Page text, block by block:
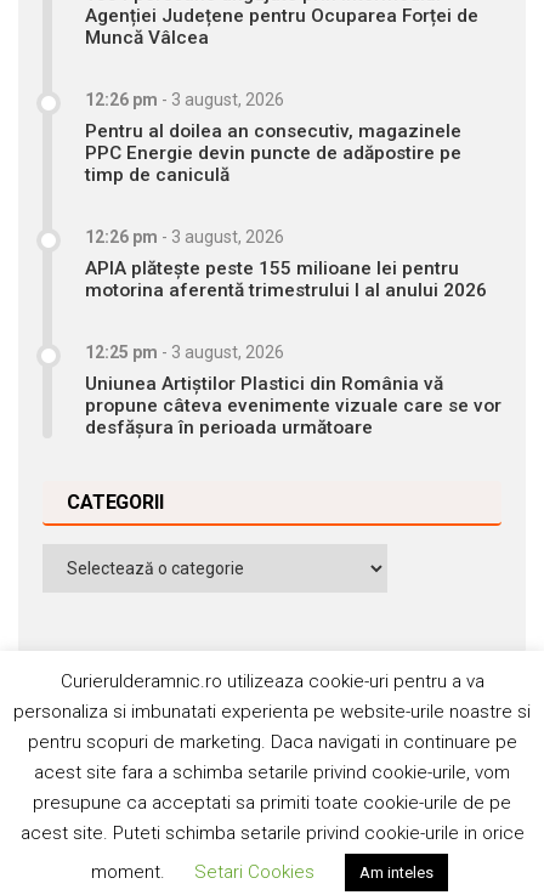
Agenției Județene pentru Ocuparea Forței de
Muncă Vâlcea
12:26 pm - 3 august, 2026
Pentru al doilea an consecutiv, magazinele
PPC Energie devin puncte de adăpostire pe
timp de caniculă
12:26 pm - 3 august, 2026
APIA plătește peste 155 milioane lei pentru
motorina aferentă trimestrului I al anului 2026
12:25 pm - 3 august, 2026
Uniunea Artiștilor Plastici din România vă
propune câteva evenimente vizuale care se vor
desfășura în perioada următoare
CATEGORII
Categorii
Contact
Abonamente
Termeni si condiţii
©2006-2020 Silviu Popescu. Toate drepturile rezervate. ISSN:
1842-4589
Curierulderamnic.ro utilizeaza cookie-uri pentru a va
personaliza si imbunatati experienta pe website-urile noastre si
pentru scopuri de marketing. Daca navigati in continuare pe
acest site fara a schimba setarile privind cookie-urile, vom
presupune ca acceptati sa primiti toate cookie-urile de pe
acest site. Puteti schimba setarile privind cookie-urile in orice
moment.
Setari Cookies Am inteles